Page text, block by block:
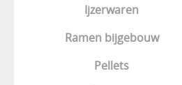
Ijzerwaren
Ramen bijgebouw
Pellets